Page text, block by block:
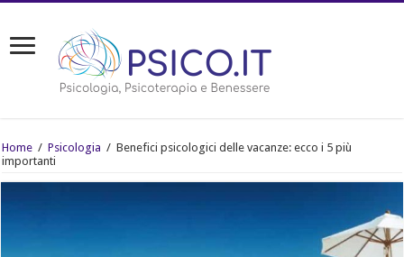
Home / Psicologia / Benefici psicologici delle vacanze: ecco i 5 più
importanti